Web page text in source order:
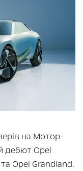
на Мотор-
дебют Opel
Opel Grandland.